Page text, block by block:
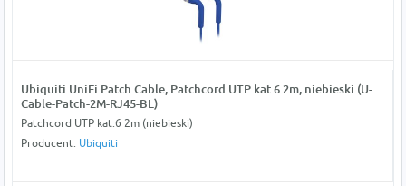
Ubiquiti UniFi Patch Cable, Patchcord UTP kat.6 2m, niebieski (U-
Cable-Patch-2M-RJ45-BL)
Patchcord UTP kat.6 2m (niebieski)
Producent: Ubiquiti